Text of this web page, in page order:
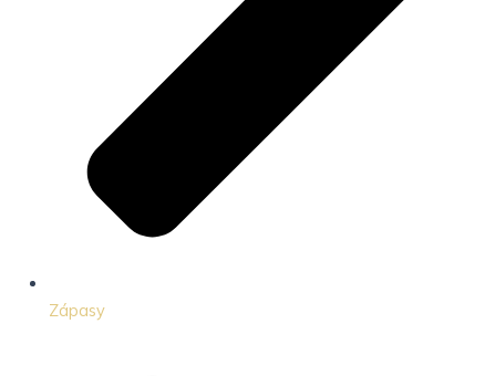
Zápasy